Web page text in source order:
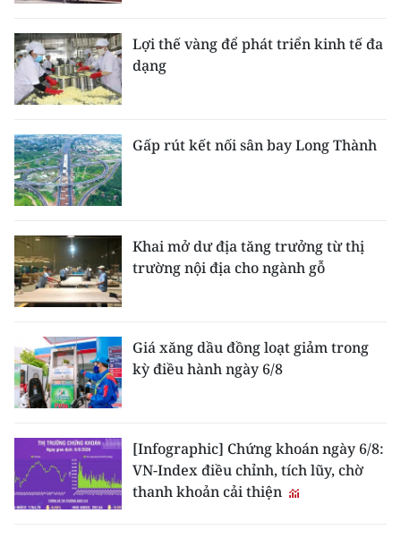
Lợi thế vàng để phát triển kinh tế đa
dạng
Gấp rút kết nối sân bay Long Thành
Khai mở dư địa tăng trưởng từ thị
trường nội địa cho ngành gỗ
Giá xăng dầu đồng loạt giảm trong
kỳ điều hành ngày 6/8
[Infographic] Chứng khoán ngày 6/8:
VN-Index điều chỉnh, tích lũy, chờ
thanh khoản cải thiện